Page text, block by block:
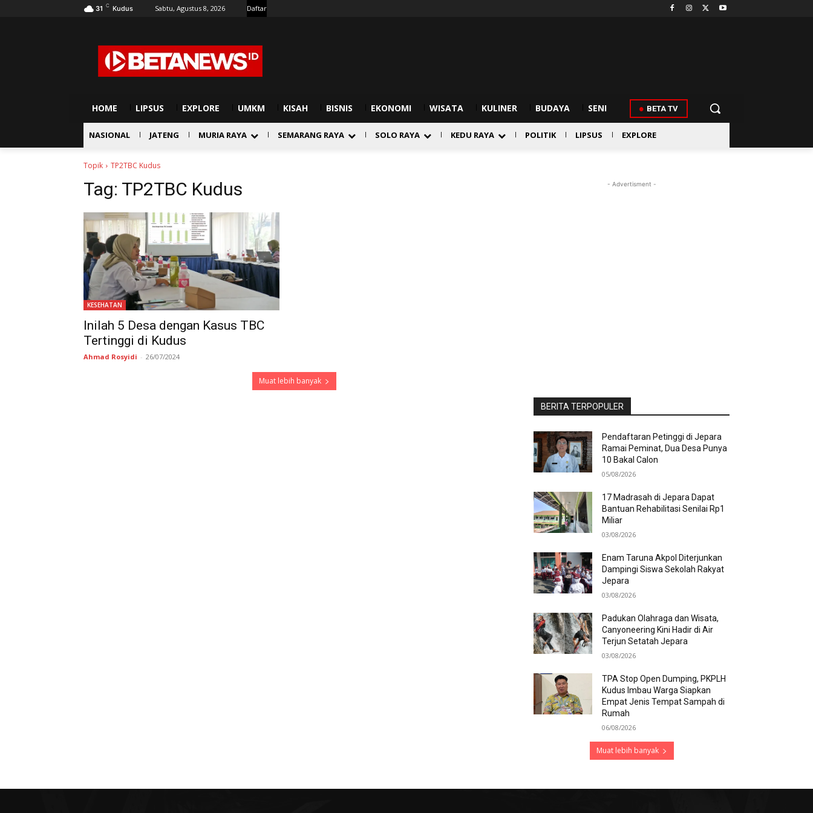
31 C Kudus Sabtu, Agustus 8, 2026 Daftar
HOME LIPSUS EXPLORE UMKM KISAH BISNIS EKONOMI WISATA KULINER BUDAYA SENI BETA TV
NASIONAL JATENG MURIA RAYA SEMARANG RAYA SOLO RAYA KEDU RAYA POLITIK LIPSUS EXPLORE
Topik TP2TBC Kudus
Tag: TP2TBC Kudus
KESEHATAN
Inilah 5 Desa dengan Kasus TBC
Tertinggi di Kudus
Ahmad Rosyidi - 26/07/2024
Muat lebih banyak
- Advertisment -
BERITA TERPOPULER
Pendaftaran Petinggi di Jepara
Ramai Peminat, Dua Desa Punya
10 Bakal Calon
05/08/2026
17 Madrasah di Jepara Dapat
Bantuan Rehabilitasi Senilai Rp1
Miliar
03/08/2026
Enam Taruna Akpol Diterjunkan
Dampingi Siswa Sekolah Rakyat
Jepara
03/08/2026
Padukan Olahraga dan Wisata,
Canyoneering Kini Hadir di Air
Terjun Setatah Jepara
03/08/2026
TPA Stop Open Dumping, PKPLH
Kudus Imbau Warga Siapkan
Empat Jenis Tempat Sampah di
Rumah
06/08/2026
Muat lebih banyak